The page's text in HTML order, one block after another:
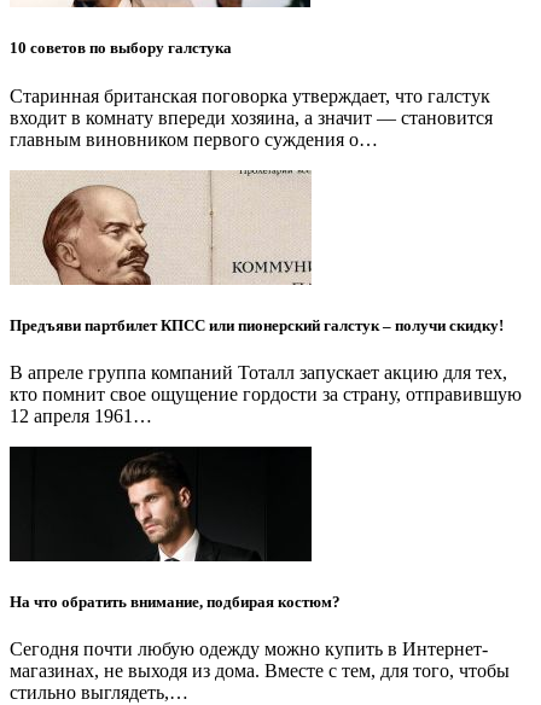
10 советов по выбору галстука
Старинная британская поговорка утверждает, что галстук
входит в комнату впереди хозяина, а значит — становится
главным виновником первого суждения о…
Предъяви партбилет КПСС или пионерский галстук – получи скидку!
В апреле группа компаний Тоталл запускает акцию для тех,
кто помнит свое ощущение гордости за страну, отправившую
12 апреля 1961…
На что обратить внимание, подбирая костюм?
Сегодня почти любую одежду можно купить в Интернет-
магазинах, не выходя из дома. Вместе с тем, для того, чтобы
стильно выглядеть,…